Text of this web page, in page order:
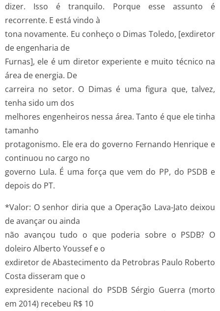
dizer. Isso é tranquilo. Porque esse assunto é
recorrente. E está vindo à
tona novamente. Eu conheço o Dimas Toledo, [ex­diretor
de engenharia de
Furnas], ele é um diretor experiente e muito técnico na
área de energia. De
carreira no setor. O Dimas é uma figura que, talvez,
tenha sido um dos
melhores engenheiros nessa área. Tanto é que ele tinha
tamanho
protagonismo. Ele era do governo Fernando Henrique e
continuou no cargo no
governo Lula. É uma força que vem do PP, do PSDB e
depois do PT.
*Valor: O senhor diria que a Operação Lava­-Jato deixou
de avançar ou ainda
não avançou tudo o que poderia sobre o PSDB? O
doleiro Alberto Youssef e o
ex­diretor de Abastecimento da Petrobras Paulo Roberto
Costa disseram que o
ex­presidente nacional do PSDB Sérgio Guerra (morto
em 2014) recebeu R$ 10